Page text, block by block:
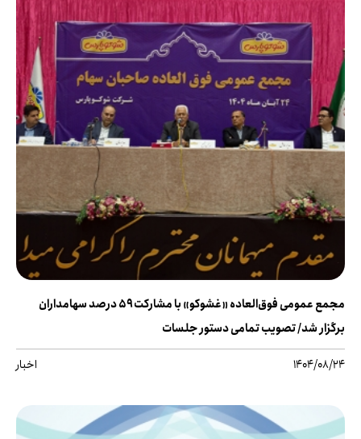
مجمع عمومی فوق‌العاده «غشوکو» با مشارکت ۵۹ درصد سهامداران
برگزار شد/ تصویب تمامی دستور جلسات
1404/08/24 اخبار